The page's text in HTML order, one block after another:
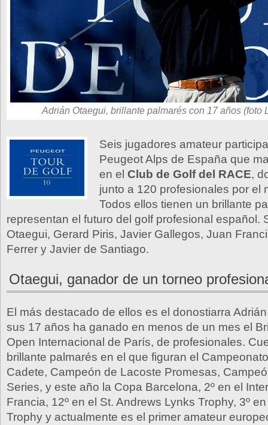
Adrián Otaegui, brillante palmarés con 17 años (foto
Seis jugadores amateur
Peugeot Alps de España que
en el Club de Golf del RACE,
junto a 120 profesionales por el
Todos ellos tienen un brillante
representan el futuro del golf profesional español.
Otaegui, Gerard Piris, Javier Gallegos, Juan
Ferrer y Javier de Santiago.
Otaegui, ganador de un torneo
El más destacado de ellos es el donostiarra
sus 17 años ha ganado en menos de un mes el
Open Internacional de París, de profesionales.
brillante palmarés en el que figuran el
Cadete, Campeón de Lacoste Promesas,
Series, y este año la Copa Barcelona, 2º en el
Francia, 12º en el St. Andrews Lynks Trophy, 3º
Trophy y actualmente es el primer amateur